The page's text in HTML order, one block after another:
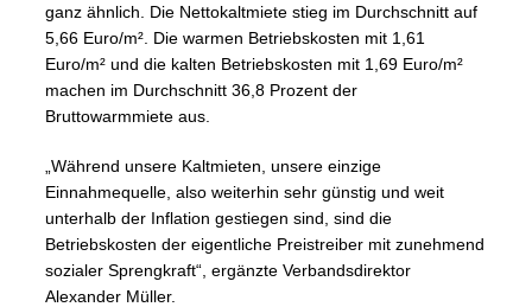
ganz ähnlich. Die Nettokaltmiete stieg im Durchschnitt auf
5,66 Euro/m². Die warmen Betriebskosten mit 1,61
Euro/m² und die kalten Betriebskosten mit 1,69 Euro/m²
machen im Durchschnitt 36,8 Prozent der
Bruttowarmmiete aus.
„Während unsere Kaltmieten, unsere einzige
Einnahmequelle, also weiterhin sehr günstig und weit
unterhalb der Inflation gestiegen sind, sind die
Betriebskosten der eigentliche Preistreiber mit zunehmend
sozialer Sprengkraft“, ergänzte Verbandsdirektor
Alexander Müller.